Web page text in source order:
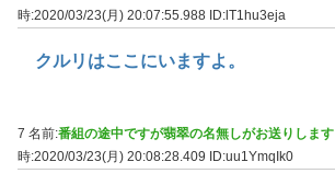
時:2020/03/23(月) 20:07:55.988 ID:lT1hu3eja
クルリはここにいますよ。
7 名前:番組の途中ですが翡翠の名無しがお送りします
時:2020/03/23(月) 20:08:28.409 ID:uu1YmqIk0